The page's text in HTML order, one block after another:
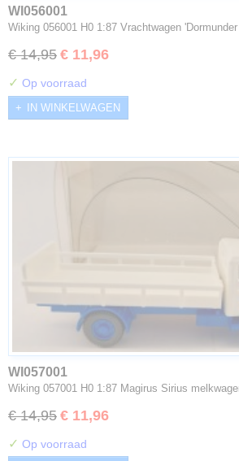
WI056001
Wiking 056001 H0 1:87 Vrachtwagen
€ 14,95 € 11,96
✓ Op voorraad
IN WINKELWAGEN
WI057001
Wiking 057001 H0 1:87 Magirus Sirius
€ 14,95 € 11,96
✓ Op voorraad